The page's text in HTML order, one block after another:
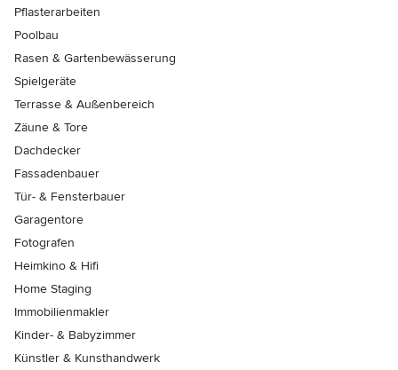
Pflasterarbeiten
Poolbau
Rasen & Gartenbewässerung
Spielgeräte
Terrasse & Außenbereich
Zäune & Tore
Dachdecker
Fassadenbauer
Tür- & Fensterbauer
Garagentore
Fotografen
Heimkino & Hifi
Home Staging
Immobilienmakler
Kinder- & Babyzimmer
Künstler & Kunsthandwerk